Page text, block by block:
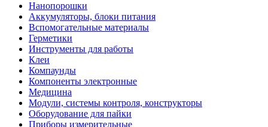
Нанопорошки
Аккумуляторы, блоки питания
Вспомогательные материалы
Герметики
Инструменты для работы
Клеи
Компаунды
Компоненты электронные
Медицина
Модули, системы контроля, конструкторы
Оборудование для пайки
Приборы измерительные